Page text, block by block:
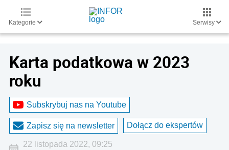
Kategorie Serwisy
Karta podatkowa w 2023
roku
Subskrybuj nas na Youtube
Zapisz się na newsletter Dołącz do ekspertów
22 listopada 2022, 09:25